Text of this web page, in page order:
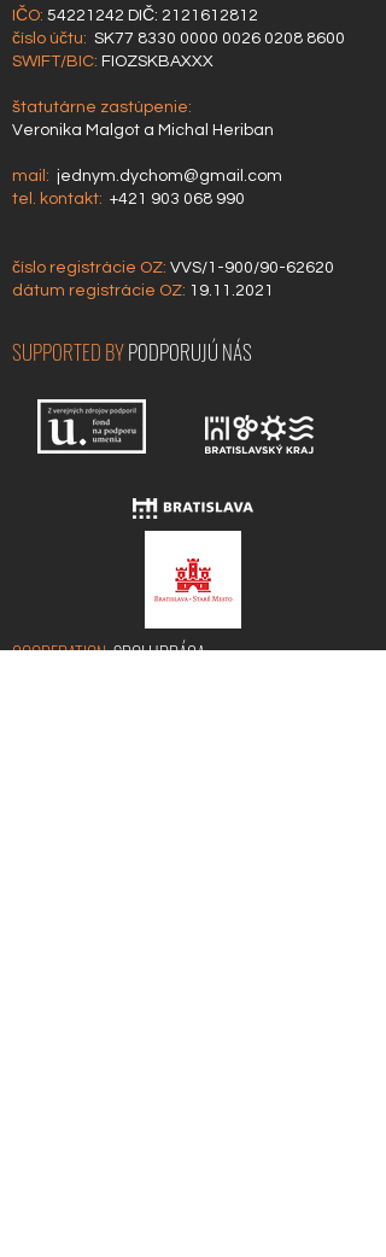
IČO: 54221242 DIČ: 2121612812
číslo účtu: SK77 8330 0000 0026 0208 8600
SWIFT/BIC: FIOZSKBAXXX
štatutárne zastúpenie:
Veronika Malgot a Michal Heriban
mail: jednym.dychom@gmail.com
tel. kontakt: +421 903 068 990
číslo registrácie OZ: VVS/1-900/90-62620
dátum registrácie OZ: 19.11.2021
SUPPORTED BYPODPORUJÚ NÁS
COOPERATIONSPOLUPRÁCA